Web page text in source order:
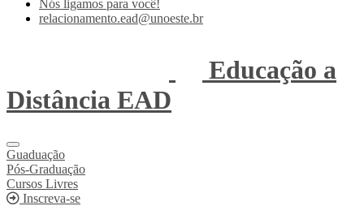
Nós ligamos para você!
relacionamento.ead@unoeste.br
Educação a
Distância EAD
Guaduação
Pós-Graduação
Cursos Livres
Inscreva-se